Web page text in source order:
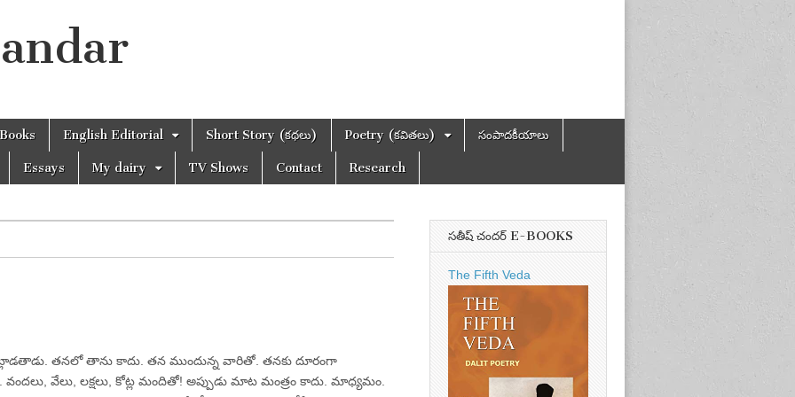
Books English Editorial Short Story (కథలు) Poetry (కవితలు) సంపాదకీయాలు
Essays My dairy TV Shows Contact Research
తనలో తాను కాదు. తన ముందున్న వారితో. తనకు దూరంగా
వందలు, వేలు, లక్షలు, కోట్ల మందితో! అప్పుడు మాట మంత్రం కాదు. మాధ్యమం.
సతీష్ చందర్ E-BOOKS
The Fifth Veda